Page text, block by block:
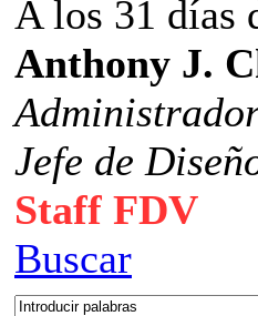
A los 31 días
Anthony J.
Jefe de
Staff FDV
Buscar